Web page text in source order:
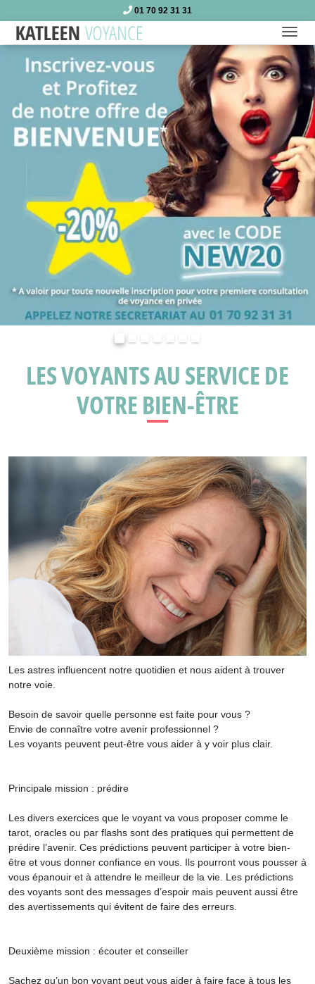
01 70 92 31 31
LES VOYANTS AU SERVICE DE
VOTRE BIEN-ÊTRE
Les astres influencent notre quotidien et nous aident à trouver
notre voie.
Besoin de savoir quelle personne est faite pour vous ?
Envie de connaître votre avenir professionnel ?
Les voyants peuvent peut-être vous aider à y voir plus clair.
Principale mission : prédire
Les divers exercices que le voyant va vous proposer comme le
tarot, oracles ou par flashs sont des pratiques qui permettent de
prédire l’avenir. Ces prédictions peuvent participer à votre bien-
être et vous donner confiance en vous. Ils pourront vous pousser à
vous épanouir et à attendre le meilleur de la vie. Les prédictions
des voyants sont des messages d’espoir mais peuvent aussi être
des avertissements qui évitent de faire des erreurs.
Deuxième mission : écouter et conseiller
Sachez qu’un bon voyant peut vous aider à faire face à tous les